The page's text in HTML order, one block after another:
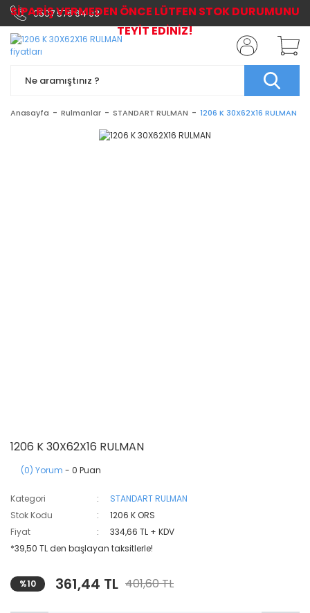
0507 576 64 03
Anasayfa Rulmanlar STANDART RULMAN 1206 K 30X62X16 RULMAN
1206 K 30X62X16 RULMAN
(0) Yorum - 0 Puan
Kategori
STANDART RULMAN
Stok Kodu
1206 K ORS
Fiyat
334,66 TL + KDV
*39,50 TL den başlayan taksitlerle!
%10 361,44 TL 401,60 TL
SİPARİŞ VERMEDEN ÖNCE LÜTFEN STOK DURUMUNU
TEYİT EDİNİZ!